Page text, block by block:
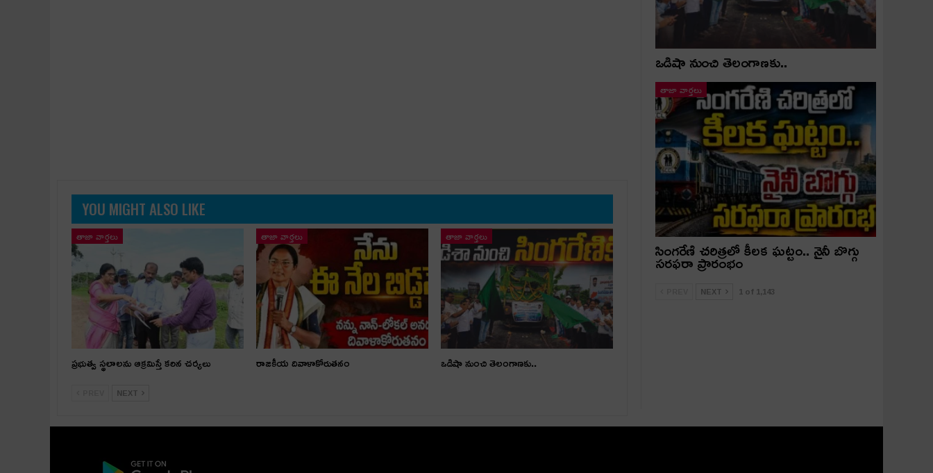
YOU MIGHT ALSO LIKE
తాజా వార్తలు
ప్రభుత్వ స్థలాలను ఆక్రమిస్తే కఠిన చర్యలు
తాజా వార్తలు
రాజకీయ దివాళాకోరుతనం
తాజా వార్తలు
ఒడిషా నుంచి తెలంగాణ‌కు..
NEXT
ఒడిషా నుంచి తెలంగాణ‌కు..
తాజా వార్తలు
సింగరేణి చరిత్రలో కీలక ఘట్టం.. నైనీ బొగ్గు
సరఫరా ప్రారంభం
NEXT 1 of 1,143